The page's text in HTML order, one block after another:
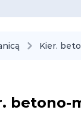
Kier.
betono-